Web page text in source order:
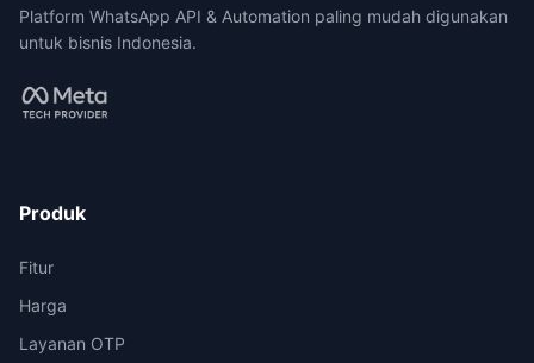
Platform WhatsApp API & Automation paling mudah digunakan
untuk bisnis Indonesia.
Produk
Fitur
Harga
Layanan OTP